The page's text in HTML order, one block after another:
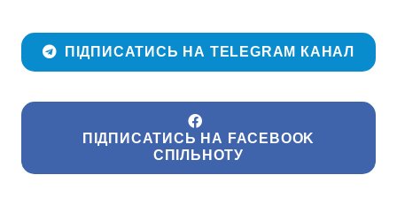
ПІДПИСАТИСЬ НА TELEGRAM КАНАЛ
ПІДПИСАТИСЬ НА FACEBOOK
СПІЛЬНОТУ